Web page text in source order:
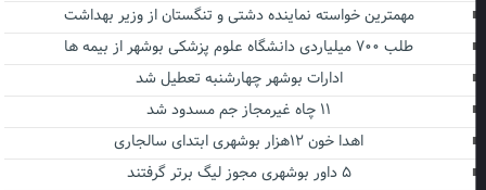
مهمترین خواسته نماینده دشتی و تنگستان از وزیر بهداشت
طلب ۷۰۰ میلیاردی دانشگاه علوم پزشکی بوشهر از بیمه ها
ادارات بوشهر چهارشنبه تعطیل شد
اهدا خون ۱۲هزار بوشهری ابتدای سالجاری